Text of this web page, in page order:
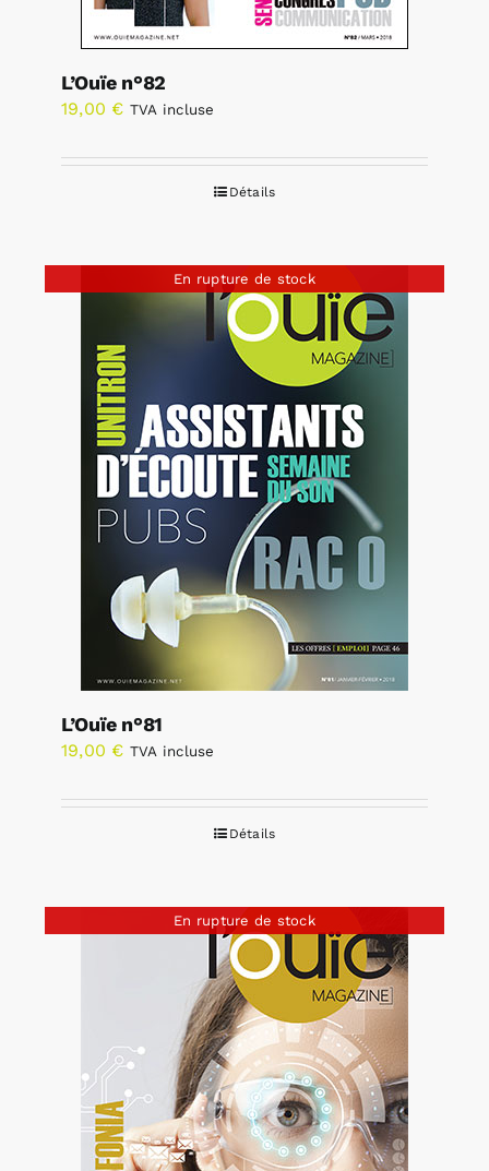
L’Ouïe n°82
19,00 € TVA incluse
Détails
En rupture de stock
L’Ouïe n°81
19,00 € TVA incluse
Détails
En rupture de stock